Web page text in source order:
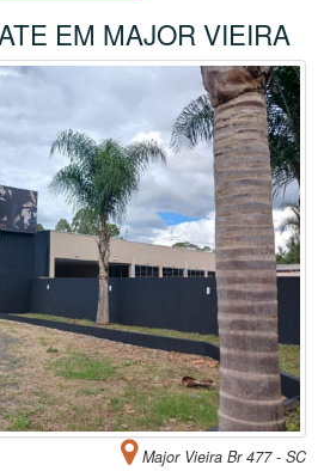
EM MAJOR VIEIRA
Major Vieira Br 477 - SC